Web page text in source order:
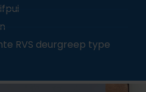
RVS deurgreep type